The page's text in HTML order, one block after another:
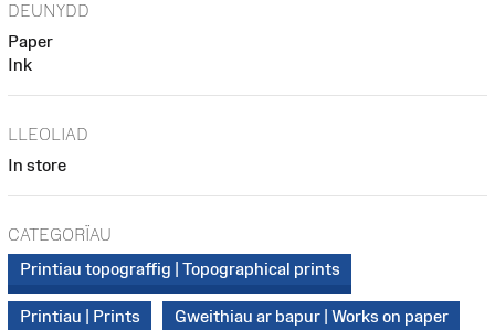
DEUNYDD
Paper
Ink
LLEOLIAD
In store
CATEGORÏAU
Printiau topograffig | Topographical prints
Printiau | Prints Gweithiau ar bapur | Works on paper